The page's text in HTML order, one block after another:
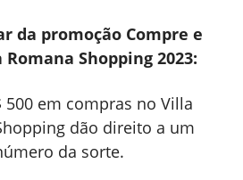
da promoção Compre e
Shopping 2023:
500 em compras no Villa
dão direito a um
da sorte.